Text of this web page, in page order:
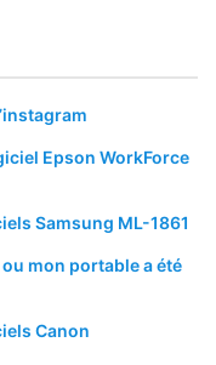
Epson WorkForce
Samsung ML-1861
mon portable a été
Canon